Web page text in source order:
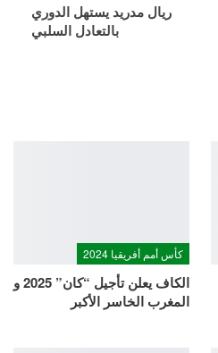
ريال مدريد يستهل الدوري
بالتعادل السلبي
كأس أمم أفريقيا 2024
الكاف يعلن تأجيل “كان” 2025 و
المغرب الخاسر الأكبر